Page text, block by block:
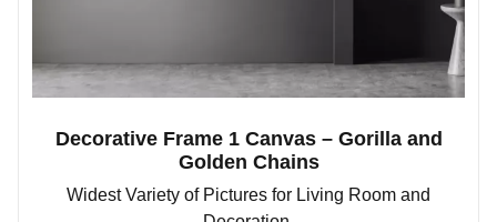
Decorative Frame 1 Canvas – Gorilla and
Golden Chains
Widest Variety of Pictures for Living Room and